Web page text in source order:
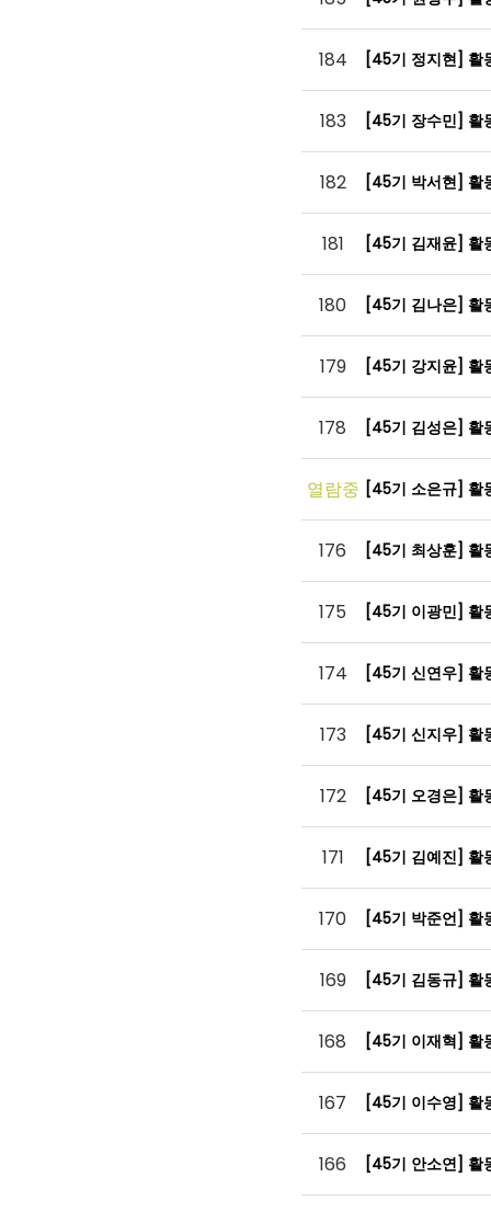
184 [45기 정지현] 활
183 [45기 장수민] 활
182 [45기 박서현] 활
181 [45기 김재윤] 활
180 [45기 김나은] 활
179 [45기 강지윤] 활
178 [45기 김성은] 활
열람중 [45기 소은규] 활
176 [45기 최상훈] 활
175 [45기 이광민] 활
174 [45기 신연우] 활
173 [45기 신지우] 활
172 [45기 오경은] 활
171 [45기 김예진] 활
170 [45기 박준언] 활
169 [45기 김동규] 활
168 [45기 이재혁] 활
167 [45기 이수영] 활
166 [45기 안소연] 활